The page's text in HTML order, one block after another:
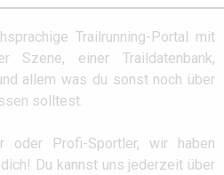
Trailrunning-Portal mit
Szene, einer Traildatenbank,
allem was du sonst noch über
solltest.
oder Profi-Sportler, wir haben
Du kannst uns jederzeit über